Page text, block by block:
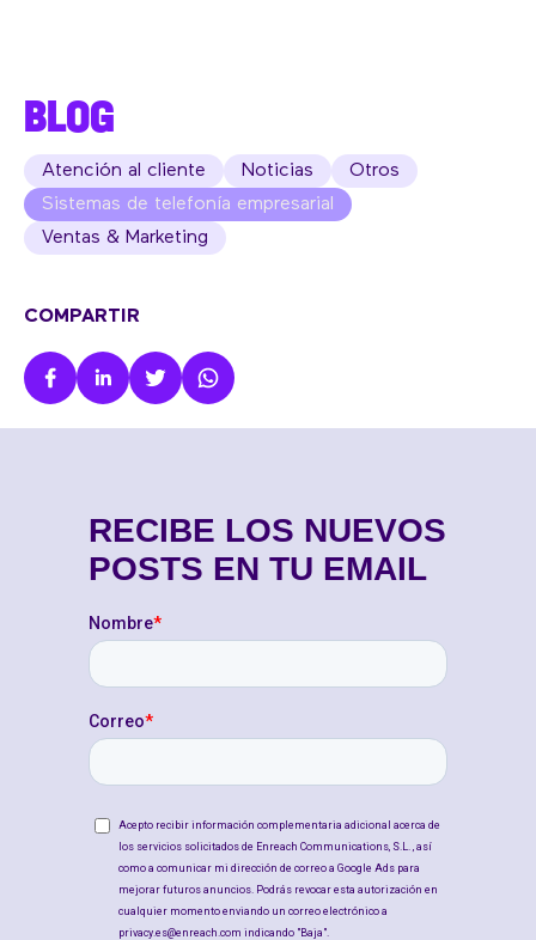
BLOG
Atención al cliente Noticias
Otros
Sistemas de telefonía empresarial
Ventas & Marketing
COMPARTIR